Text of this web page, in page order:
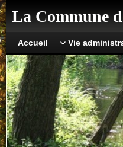
La Commune
Accueil Vie